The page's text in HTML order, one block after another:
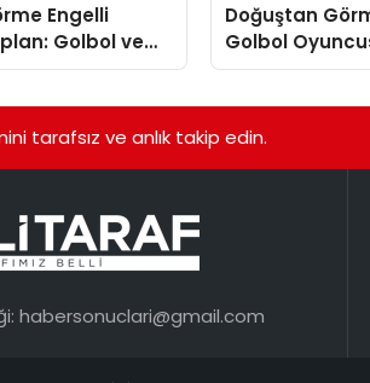
Engelli
Golbol ve
Doğuştan
Golbol
Kaplan’ın
tarafsız ve anlık takip edin.
habersonuclari@gmail.com